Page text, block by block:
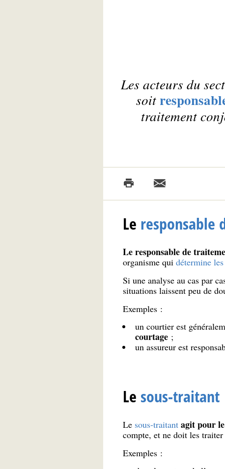
Les acteurs du
soit
traitement
Le responsable
Le responsable de
organisme qui détermine
Si une analyse au cas par
situations laissent peu de
Exemples :
un courtier est
courtage;
un assureur est
Le sous-traitant
Le sous-traitant agit pour
compte, et ne doit les
Exemples :